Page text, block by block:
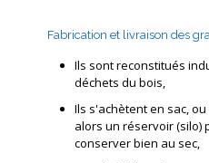
Fabrication et livraison des
Ils sont reconstitués
déchets du bois,
Ils s'achètent en sac,
alors un réservoir (silo)
conserver bien au sec,